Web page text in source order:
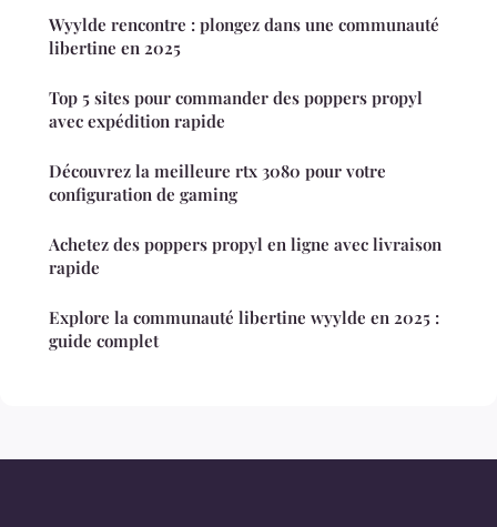
Wyylde rencontre : plongez dans une communauté
libertine en 2025
Top 5 sites pour commander des poppers propyl
avec expédition rapide
Découvrez la meilleure rtx 3080 pour votre
configuration de gaming
Achetez des poppers propyl en ligne avec livraison
rapide
Explore la communauté libertine wyylde en 2025 :
guide complet